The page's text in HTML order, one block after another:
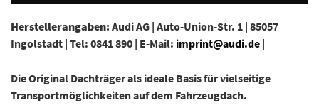
Herstellerangaben: Audi AG | Auto-Union-Str. 1 | 85057
Ingolstadt | Tel: 0841 890 | E-Mail: imprint@audi.de |
Die Original Dachträger als ideale Basis für vielseitige
Transportmöglichkeiten auf dem Fahrzeugdach.